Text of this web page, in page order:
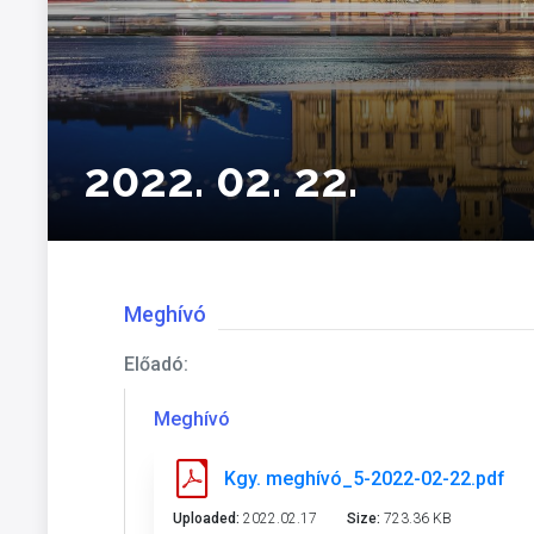
2022. 02. 22.
Meghívó
Előadó:
Meghívó
Kgy. meghívó_5-2022-02-22.pdf
Uploaded: 2022.02.17 Size: 723.36 KB